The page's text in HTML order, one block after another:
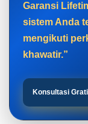
Garansi
sistem Anda
mengikuti
khawatir.”
Konsultasi